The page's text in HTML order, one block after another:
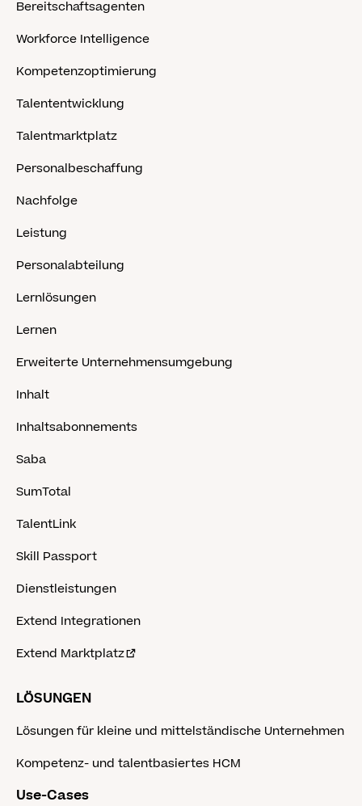
Bereitschaftsagenten
Workforce Intelligence
Kompetenzoptimierung
Talententwicklung
Talentmarktplatz
Personalbeschaffung
Nachfolge
Leistung
Personalabteilung
Lernlösungen
Lernen
Erweiterte Unternehmensumgebung
Inhalt
Inhaltsabonnements
Saba
SumTotal
TalentLink
Skill Passport
Dienstleistungen
Extend Integrationen
Extend Marktplatz
LÖSUNGEN
Lösungen für kleine und mittelständische Unternehmen
Kompetenz- und talentbasiertes HCM
Use-Cases